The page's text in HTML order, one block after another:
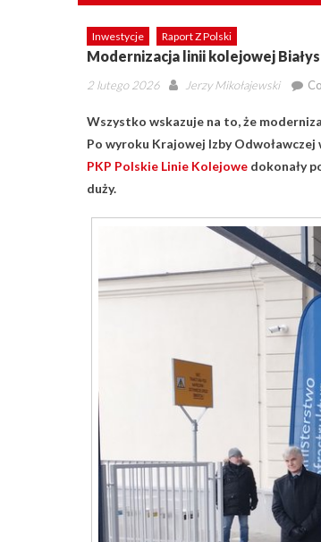
Inwestycje Raport Z Polski
Modernizacja linii kolejowej
Posted
2 lutego 2026 Author
Jerzy Mikołajewski
Wszystko wskazuje na to, że
Po wyroku Krajowej Izby
PKP Polskie Linie Kolejowe dokonały
duży.